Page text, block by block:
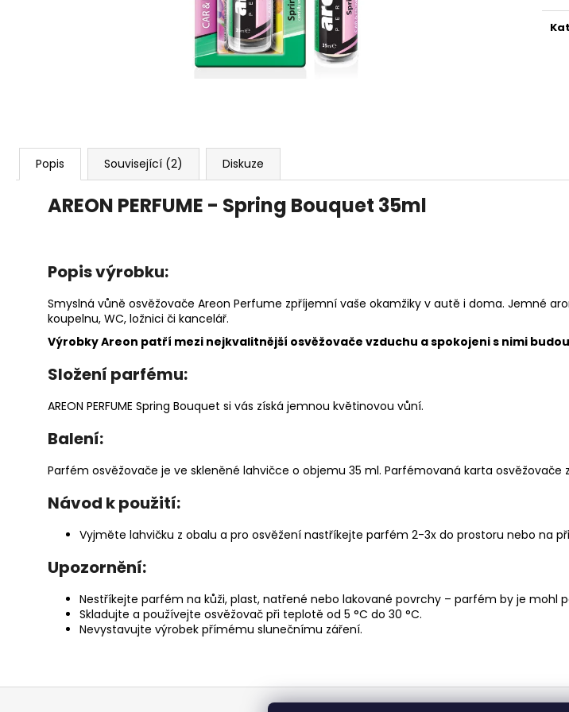
Popis Související (2) Diskuze
AREON PERFUME - Spring Bouquet 35ml
Popis výrobku:
Smyslná vůně osvěžovače Areon Perfume zpříjemní vaše okamžiky v autě i doma. Jemné
koupelnu, WC, ložnici či kancelář.
Výrobky Areon patří mezi nejkvalitnější osvěžovače vzduchu a spokojeni s nimi
Složení parfému:
AREON PERFUME Spring Bouquet si vás získá jemnou květinovou vůní.
Balení:
Parfém osvěžovače je ve skleněné lahvičce o objemu 35 ml. Parfémovaná karta
Návod k použití:
Vyjměte lahvičku z obalu a pro osvěžení nastříkejte parfém 2-3x do prostoru nebo na
Upozornění:
Nestříkejte parfém na kůži, plast, natřené nebo lakované povrchy – parfém by je mohl
Skladujte a používejte osvěžovač při teplotě od 5 °C do 30 °C.
Nevystavujte výrobek přímému slunečnímu záření.
119 Kč
Z